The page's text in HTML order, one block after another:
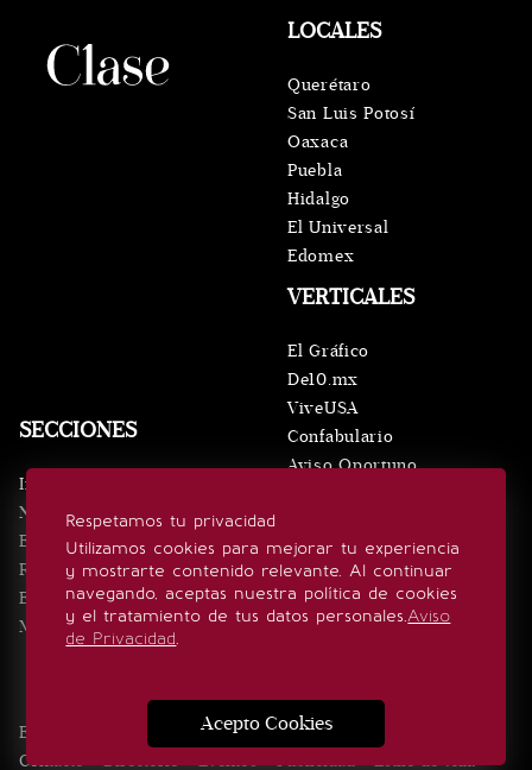
Respetamos tu privacidad
Utilizamos cookies para mejorar tu experiencia
y mostrarte contenido relevante. Al continuar
navegando, aceptas nuestra política de cookies
y el tratamiento de tus datos personales.Aviso
de Privacidad.
Acepto Cookies
SECCIONES
Inicio
Noticias
Eventos
Realeza
Estilo de vida
Minuto x Minuto
VERTICALES
El Gráfico
De10.mx
ViveUSA
Confabulario
Aviso Oportuno
LOCALES
Querétaro
San Luis Potosí
Oaxaca
Puebla
Hidalgo
El Universal
Edomex
SÍGUENOS
Edición Impresa Noticias Quiénes somos
Contacto
Directorio Eventos Publicidad Estilo de vida